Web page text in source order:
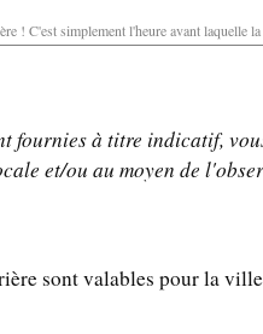
! C'est simplement l'heure avant laquelle
fournies à titre indicatif,
et/ou au moyen de
sont valables pour la